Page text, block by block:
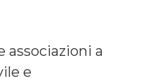
associazioni a
e